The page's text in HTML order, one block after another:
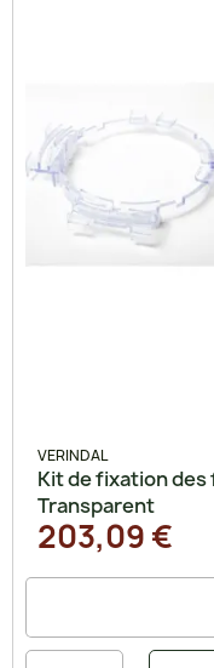
VERINDAL
Kit de fixation
Transparent
203,09 €